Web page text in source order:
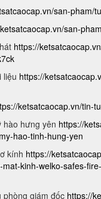
san-pham/
san-
https://
liệu https://
ketsatcaocap.vn/tin-
hào hưng yên https://
hao-tinh-hung-yen
kính https://
kinh-welko-safes-
phòng giám đốc https://